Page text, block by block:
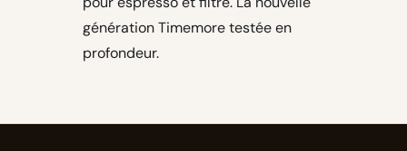
génération Timemore testée en
profondeur.